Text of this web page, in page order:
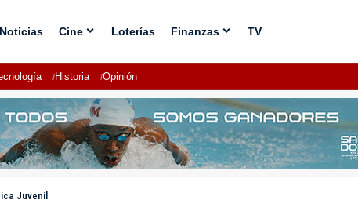
Noticias Cine Loterías Finanzas TV
Historia Opinión
Juvenil